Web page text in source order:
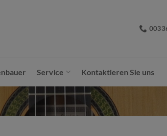
Service Kontaktieren Sie uns